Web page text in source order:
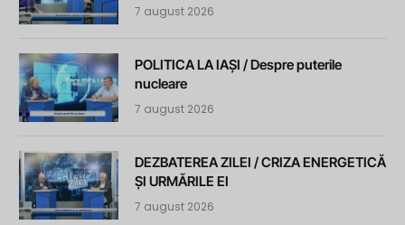
7 august 2026
POLITICA LA IAȘI / Despre puterile
nucleare
7 august 2026
DEZBATEREA ZILEI / CRIZA ENERGETICĂ
ȘI URMĂRILE EI
7 august 2026